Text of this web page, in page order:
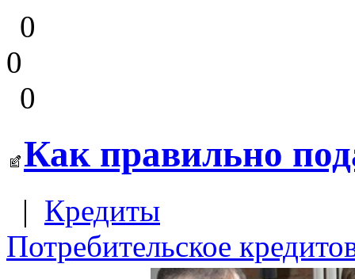
0
0
0
Как правильно
| Кредиты
Потребительское